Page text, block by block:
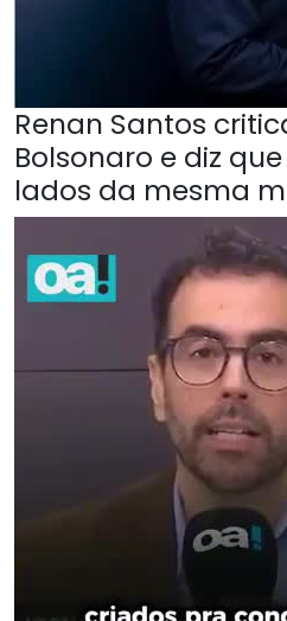
Renan Santos
Bolsonaro e diz
lados da mesma